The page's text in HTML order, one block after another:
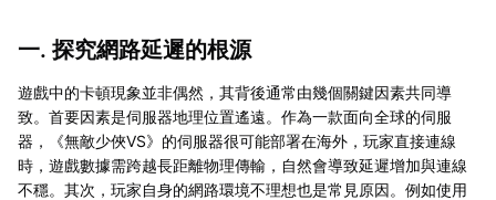
一. 探究網路延遲的根源
遊戲中的卡頓現象並非偶然，其背後通常由幾個關鍵因素共同導
致。首要因素是伺服器地理位置遙遠。作為一款面向全球的伺服
器，《無敵少俠VS》的伺服器很可能部署在海外，玩家直接連線
時，遊戲數據需跨越長距離物理傳輸，自然會導致延遲增加與連線
不穩。其次，玩家自身的網路環境不理想也是常見原因。例如使用